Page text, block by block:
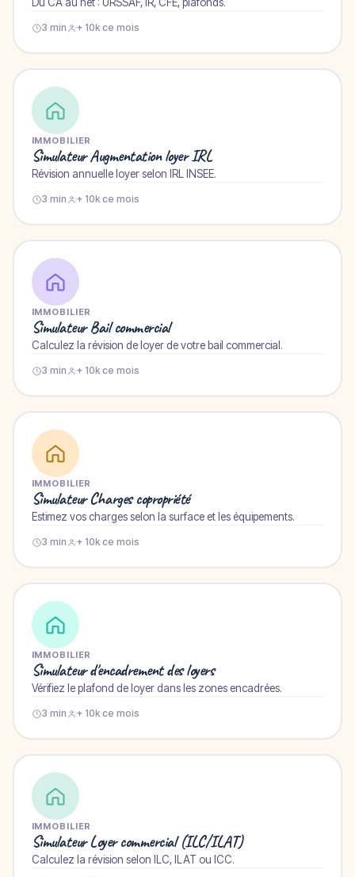
3 min + 10k ce mois
IMMOBILIER
Simulateur Augmentation loyer IRL
Révision annuelle loyer selon IRL INSEE.
3 min + 10k ce mois
IMMOBILIER
Simulateur Bail commercial
Calculez la révision de loyer de votre bail commercial.
3 min + 10k ce mois
IMMOBILIER
Simulateur Charges copropriété
Estimez vos charges selon la surface et les équipements.
3 min + 10k ce mois
IMMOBILIER
Simulateur d'encadrement des loyers
Vérifiez le plafond de loyer dans les zones encadrées.
3 min + 10k ce mois
IMMOBILIER
Simulateur Loyer commercial (ILC/ILAT)
Calculez la révision selon ILC, ILAT ou ICC.